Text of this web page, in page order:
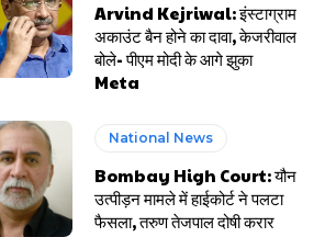
Arvind Kejriwal: इंस्टाग्राम
अकाउंट बैन होने का दावा, केजरीवाल
बोले- पीएम मोदी के आगे झुका
Meta
National News
Bombay High Court: यौन
उत्पीड़न मामले में हाईकोर्ट ने पलटा
फैसला, तरुण तेजपाल दोषी करार